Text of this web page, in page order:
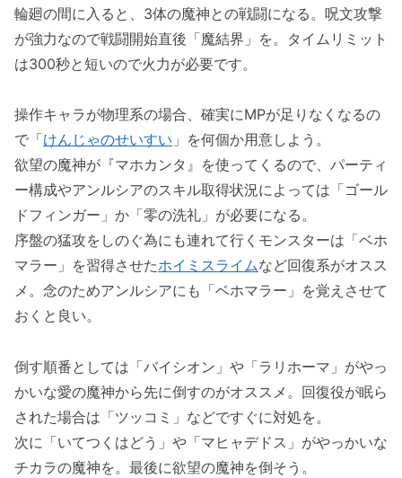
輪廻の間に入ると、3体の魔神との戦闘になる。呪文攻撃
が強力なので戦闘開始直後「魔結界」を。タイムリミット
は300秒と短いので火力が必要です。
操作キャラが物理系の場合、確実にMPが足りなくなるの
で「けんじゃのせいすい 」を何個か用意しよう。
欲望の魔神が『マホカンタ』を使ってくるので、パーティ
ー構成やアンルシアのスキル取得状況によっては「ゴール
ドフィンガー」か「零の洗礼」が必要になる。
序盤の猛攻をしのぐ為にも連れて行くモンスターは「ベホ
マラー」を習得させたホイミスライムなど回復系がオスス
メ。念のためアンルシアにも「ベホマラー」を覚えさせて
おくと良い。
倒す順番としては「バイシオン」や「ラリホーマ」がやっ
かいな愛の魔神から先に倒すのがオススメ。回復役が眠ら
された場合は「ツッコミ」などですぐに対処を。
次に「いてつくはどう」や「マヒャデドス」がやっかいな
チカラの魔神を。最後に欲望の魔神を倒そう。